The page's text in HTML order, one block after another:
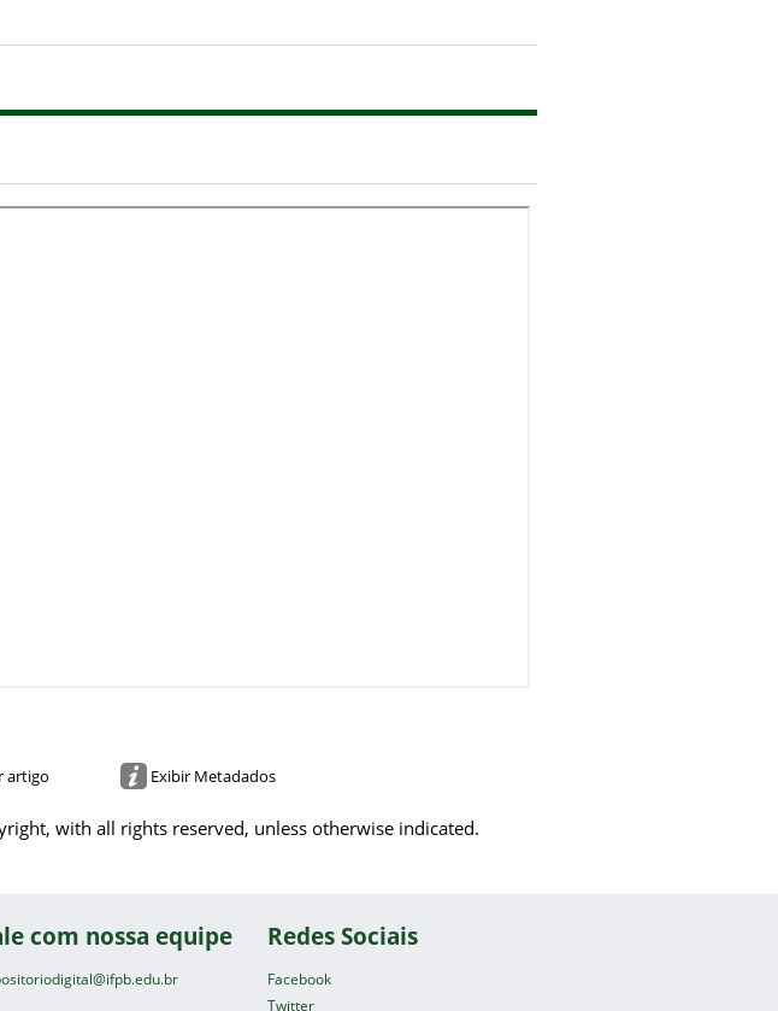
artigo Exibir Metadados
with all rights reserved, unless otherwise indicated.
com nossa equipe Redes Sociais
Facebook
Twitter